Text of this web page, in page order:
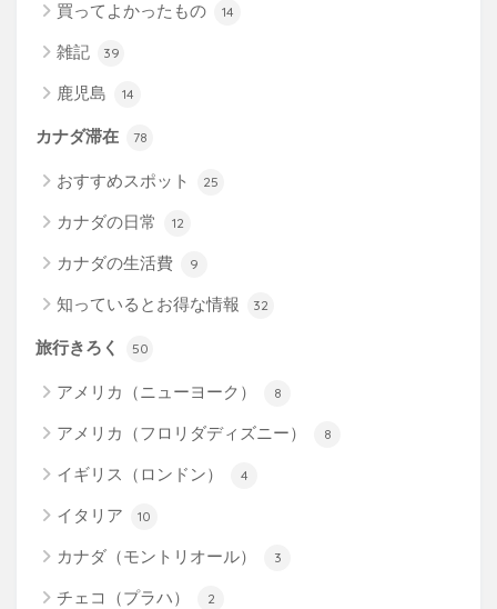
買ってよかったもの 14
雑記 39
鹿児島 14
カナダ滞在 78
おすすめスポット 25
カナダの日常 12
カナダの生活費 9
知っているとお得な情報 32
旅行きろく 50
アメリカ（ニューヨーク） 8
アメリカ（フロリダディズニー） 8
イギリス（ロンドン） 4
イタリア 10
カナダ（モントリオール） 3
チェコ（プラハ） 2